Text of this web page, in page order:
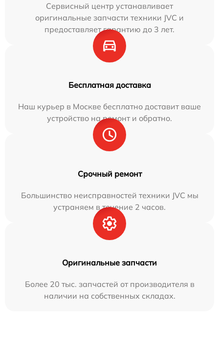
Сервисный центр устанавливает
оригинальные запчасти техники JVC и
предоставляет гарантию до 3 лет.
Бесплатная доставка
Наш курьер в Москве бесплатно доставит ваше
устройство на ремонт и обратно.
Срочный ремонт
Большинство неисправностей техники JVC мы
устраняем в течение 2 часов.
Оригинальные запчасти
Более 20 тыс. запчастей от производителя в
наличии на собственных складах.